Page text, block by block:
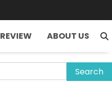
REVIEW ABOUT US